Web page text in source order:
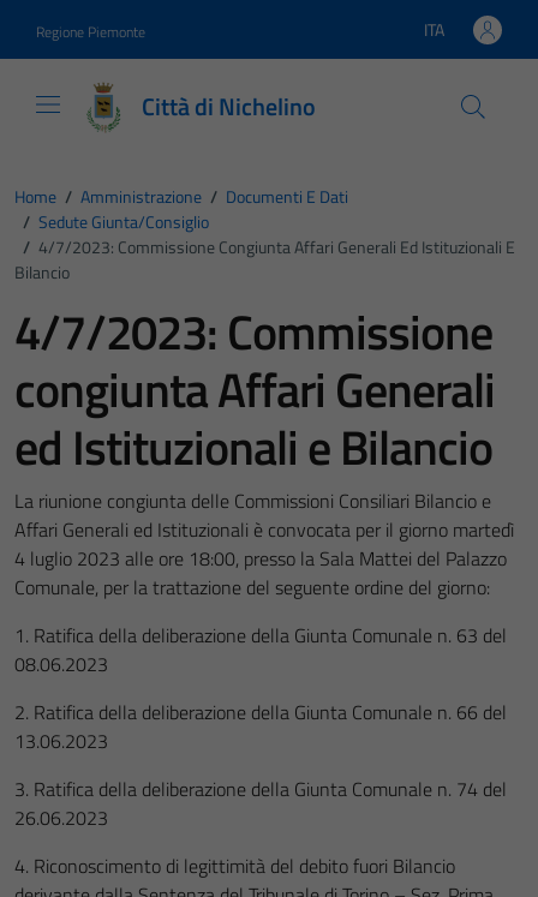
Regione Piemonte Lingua attiva:
ITA
Città di Nichelino
Home / Amministrazione / Documenti E Dati
/ Sedute Giunta/consiglio
/ 4/7/2023: Commissione Congiunta Affari Generali Ed Istituzionali E
Bilancio
4/7/2023: Commissione
congiunta Affari Generali
ed Istituzionali e Bilancio
La riunione congiunta delle Commissioni Consiliari Bilancio e
Affari Generali ed Istituzionali è convocata per il giorno martedì
4 luglio 2023 alle ore 18:00, presso la Sala Mattei del Palazzo
Comunale, per la trattazione del seguente ordine del giorno:
1. Ratifica della deliberazione della Giunta Comunale n. 63 del
08.06.2023
2. Ratifica della deliberazione della Giunta Comunale n. 66 del
13.06.2023
3. Ratifica della deliberazione della Giunta Comunale n. 74 del
26.06.2023
4. Riconoscimento di legittimità del debito fuori Bilancio